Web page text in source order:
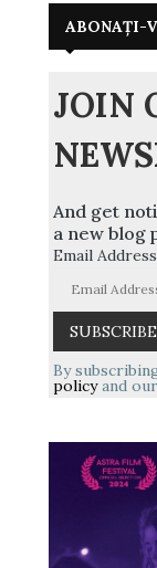
ABONAȚI-
JOIN
And get
a new blog
Email Address
By
policyand